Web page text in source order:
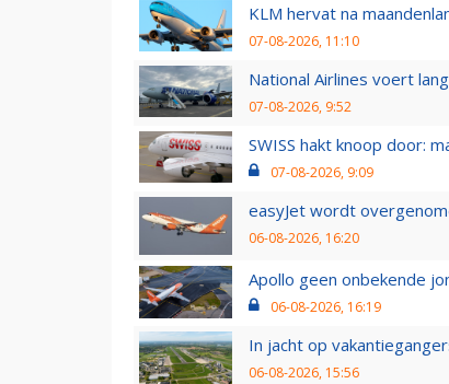
KLM hervat na
07-08-2026, 11:10
National Airlines voert
07-08-2026, 9:52
SWISS hakt knoop door:
07-08-2026, 9:09
easyJet wordt
06-08-2026, 16:20
Apollo geen onbekende
06-08-2026, 16:19
In jacht op
06-08-2026, 15:56